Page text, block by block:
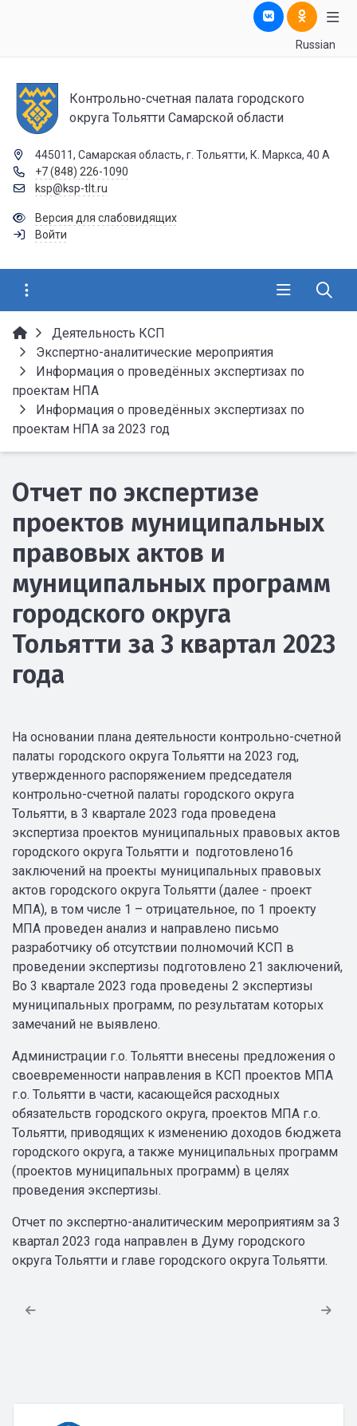
Russian
Контрольно-счетная палата городского
округа Тольятти Самарской области
445011, Самарская область, г. Тольятти, К. Маркса, 40 А
+7 (848) 226-1090
ksp@ksp-tlt.ru
Версия для слабовидящих
Войти
Деятельность КСП
Экспертно-аналитические мероприятия
Информация о проведённых экспертизах по
проектам НПА
Информация о проведённых экспертизах по
проектам НПА за 2023 год
Отчет по экспертизе
проектов муниципальных
правовых актов и
муниципальных программ
городского округа
Тольятти за 3 квартал 2023
года
На основании плана деятельности контрольно-счетной
палаты городского округа Тольятти на 2023 год,
утвержденного распоряжением председателя
контрольно-счетной палаты городского округа
Тольятти, в 3 квартале 2023 года проведена
экспертиза проектов муниципальных правовых актов
городского округа Тольятти и подготовлено16
заключений на проекты муниципальных правовых
актов городского округа Тольятти (далее - проект
МПА), в том числе 1 – отрицательное, по 1 проекту
МПА проведен анализ и направлено письмо
разработчику об отсутствии полномочий КСП в
проведении экспертизы подготовлено 21 заключений,
Во 3 квартале 2023 года проведены 2 экспертизы
муниципальных программ, по результатам которых
замечаний не выявлено.
Администрации г.о. Тольятти внесены предложения о
своевременности направления в КСП проектов МПА
г.о. Тольятти в части, касающейся расходных
обязательств городского округа, проектов МПА г.о.
Тольятти, приводящих к изменению доходов бюджета
городского округа, а также муниципальных программ
(проектов муниципальных программ) в целях
проведения экспертизы.
Отчет по экспертно-аналитическим мероприятиям за 3
квартал 2023 года направлен в Думу городского
округа Тольятти и главе городского округа Тольятти.